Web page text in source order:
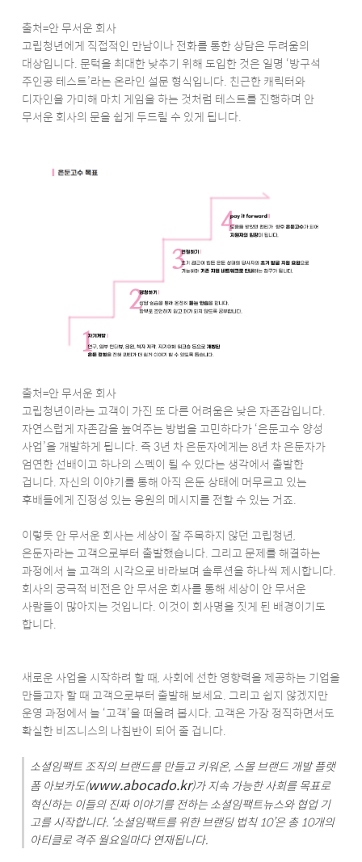
출처=안 무서운 회사
고립청년에게 직접적인 만남이나 전화를 통한 상담은 두려움의
대상입니다. 문턱을 최대한 낮추기 위해 도입한 것은 일명 ‘방구석
주인공 테스트’라는 온라인 설문 형식입니다. 친근한 캐릭터와
디자인을 가미해 마치 게임을 하는 것처럼 테스트를 진행하며 안
무서운 회사의 문을 쉽게 두드릴 수 있게 됩니다.
출처=안 무서운 회사
고립청년이라는 고객이 가진 또 다른 어려움은 낮은 자존감입니다.
자연스럽게 자존감을 높여주는 방법을 고민하다가 ‘은둔고수 양성
사업’을 개발하게 됩니다. 즉 3년 차 은둔자에게는 8년 차 은둔자가
엄연한 선배이고 하나의 스펙이 될 수 있다는 생각에서 출발한
겁니다. 자신의 이야기를 통해 아직 은둔 상태에 머무르고 있는
후배들에게 진정성 있는 응원의 메시지를 전할 수 있는 거죠.
이렇듯 안 무서운 회사는 세상이 잘 주목하지 않던 고립청년,
은둔자라는 고객으로부터 출발했습니다. 그리고 문제를 해결하는
과정에서 늘 고객의 시각으로 바라보며 솔루션을 하나씩 제시합니다.
회사의 궁극적 비전은 안 무서운 회사를 통해 세상이 안 무서운
사람들이 많아지는 것입니다. 이것이 회사명을 짓게 된 배경이기도
합니다.
새로운 사업을 시작하려 할 때, 사회에 선한 영향력을 제공하는 기업을
만들고자 할 때 고객으로부터 출발해 보세요. 그리고 쉽지 않겠지만
운영 과정에서 늘 ‘고객’을 떠올려 봅시다. 고객은 가장 정직하면서도
확실한 비즈니스의 나침반이 되어 줄 겁니다.
소셜임팩트 조직의 브랜드를 만들고 키워온, 스몰 브랜드 개발 플랫
폼 아보카도(www.abocado.kr)가 지속 가능한 사회를 목표로
혁신하는 이들의 진짜 이야기를 전하는 소셜임팩트뉴스와 협업 기
고를 시작합니다. ‘소셜임팩트를 위한 브랜딩 법칙 10’은 총 10개의
아티클로 격주 월요일마다 연재됩니다.